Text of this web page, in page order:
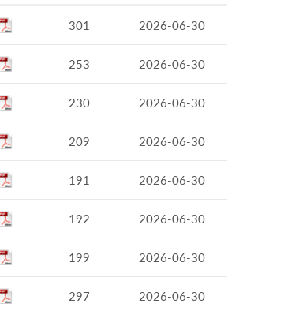
301 2026-06-30
253 2026-06-30
230 2026-06-30
209 2026-06-30
191 2026-06-30
192 2026-06-30
199 2026-06-30
297 2026-06-30